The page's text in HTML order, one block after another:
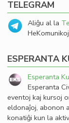
TELEGRAM
Aliĝu al la
HeKomunikoj
ESPERANTA
Esperanta
Esperanta
eventoj kaj kursoj
eldonaĵoj, abonon
konatiĝi kun la